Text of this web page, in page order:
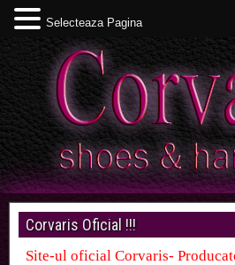
Corvaris Oficial !!!
Site-ul oficial Corvaris-
Selecteaza Pagina